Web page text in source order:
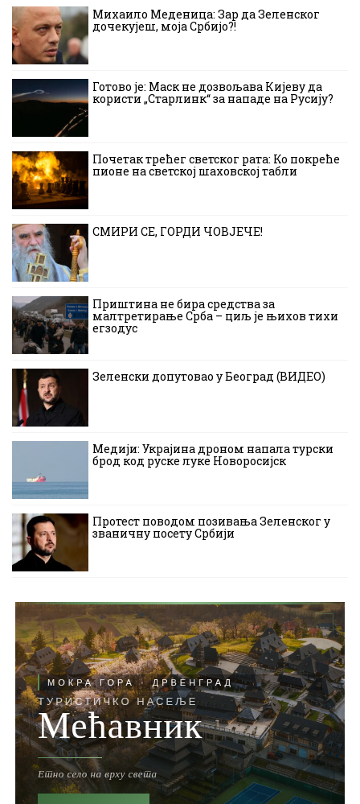
Михаило Меденица: Зар да Зеленског
дочекујеш, моја Србијо?!
Готово је: Маск не дозвољава Кијеву да
користи „Старлинк“ за нападе на Русију?
Почетак трећег светског рата: Ко покреће
пионе на светској шаховској табли
СМИРИ СЕ, ГОРДИ ЧОВЈЕЧЕ!
Приштина не бира средства за
малтретирање Срба – циљ је њихов тихи
егзодус
Зеленски допутовао у Београд (ВИДЕО)
Медији: Украјина дроном напала турски
брод код руске луке Новоросијск
Протест поводом позивања Зеленског у
званичну посету Србији